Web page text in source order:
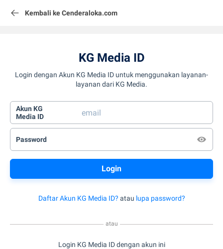
Kembali ke Cenderaloka.com
KG Media ID
Login dengan Akun KG Media ID untuk menggunakan layanan-
layanan dari KG Media.
Akun KG
Media ID
Password
Daftar Akun KG Media ID? atau lupa password?
atau
Login KG Media ID dengan akun ini